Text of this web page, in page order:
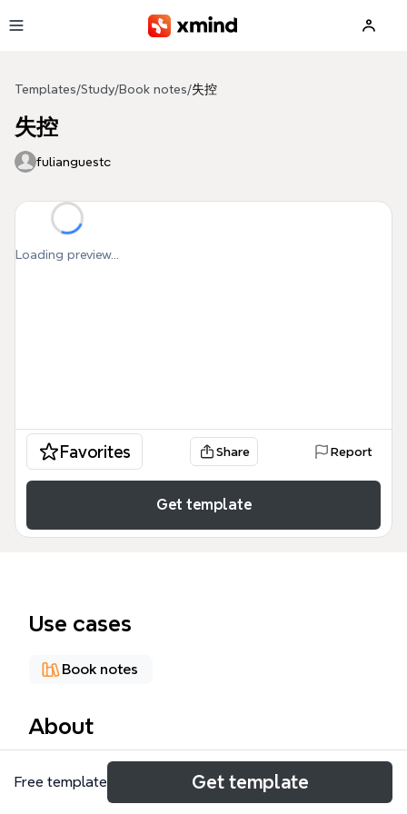
Templates/Study/Book notes/失控
失控
fulianguestc
Loading preview...
Favorites Share Report
Get template
Use cases
Book notes
About
《失控》思维导图模板由凯文·凯利的经典著作提炼而
成，涵盖5大核心主题、198个节点，系统梳理了人造
Free template Get template